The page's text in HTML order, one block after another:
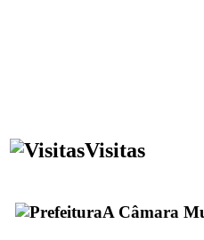
Visitas
A Câmara